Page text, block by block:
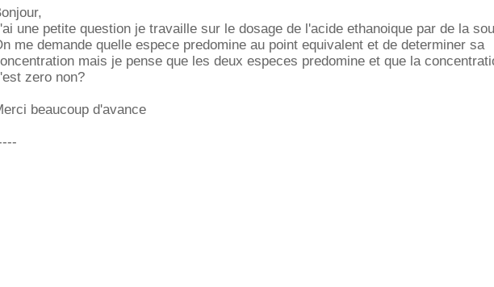
une petite question je travaille sur le dosage de l'acide ethanoique par de la
me demande quelle espece predomine au point equivalent et de determiner sa
mais je pense que les deux especes predomine et que la
zero non?
beaucoup d'avance